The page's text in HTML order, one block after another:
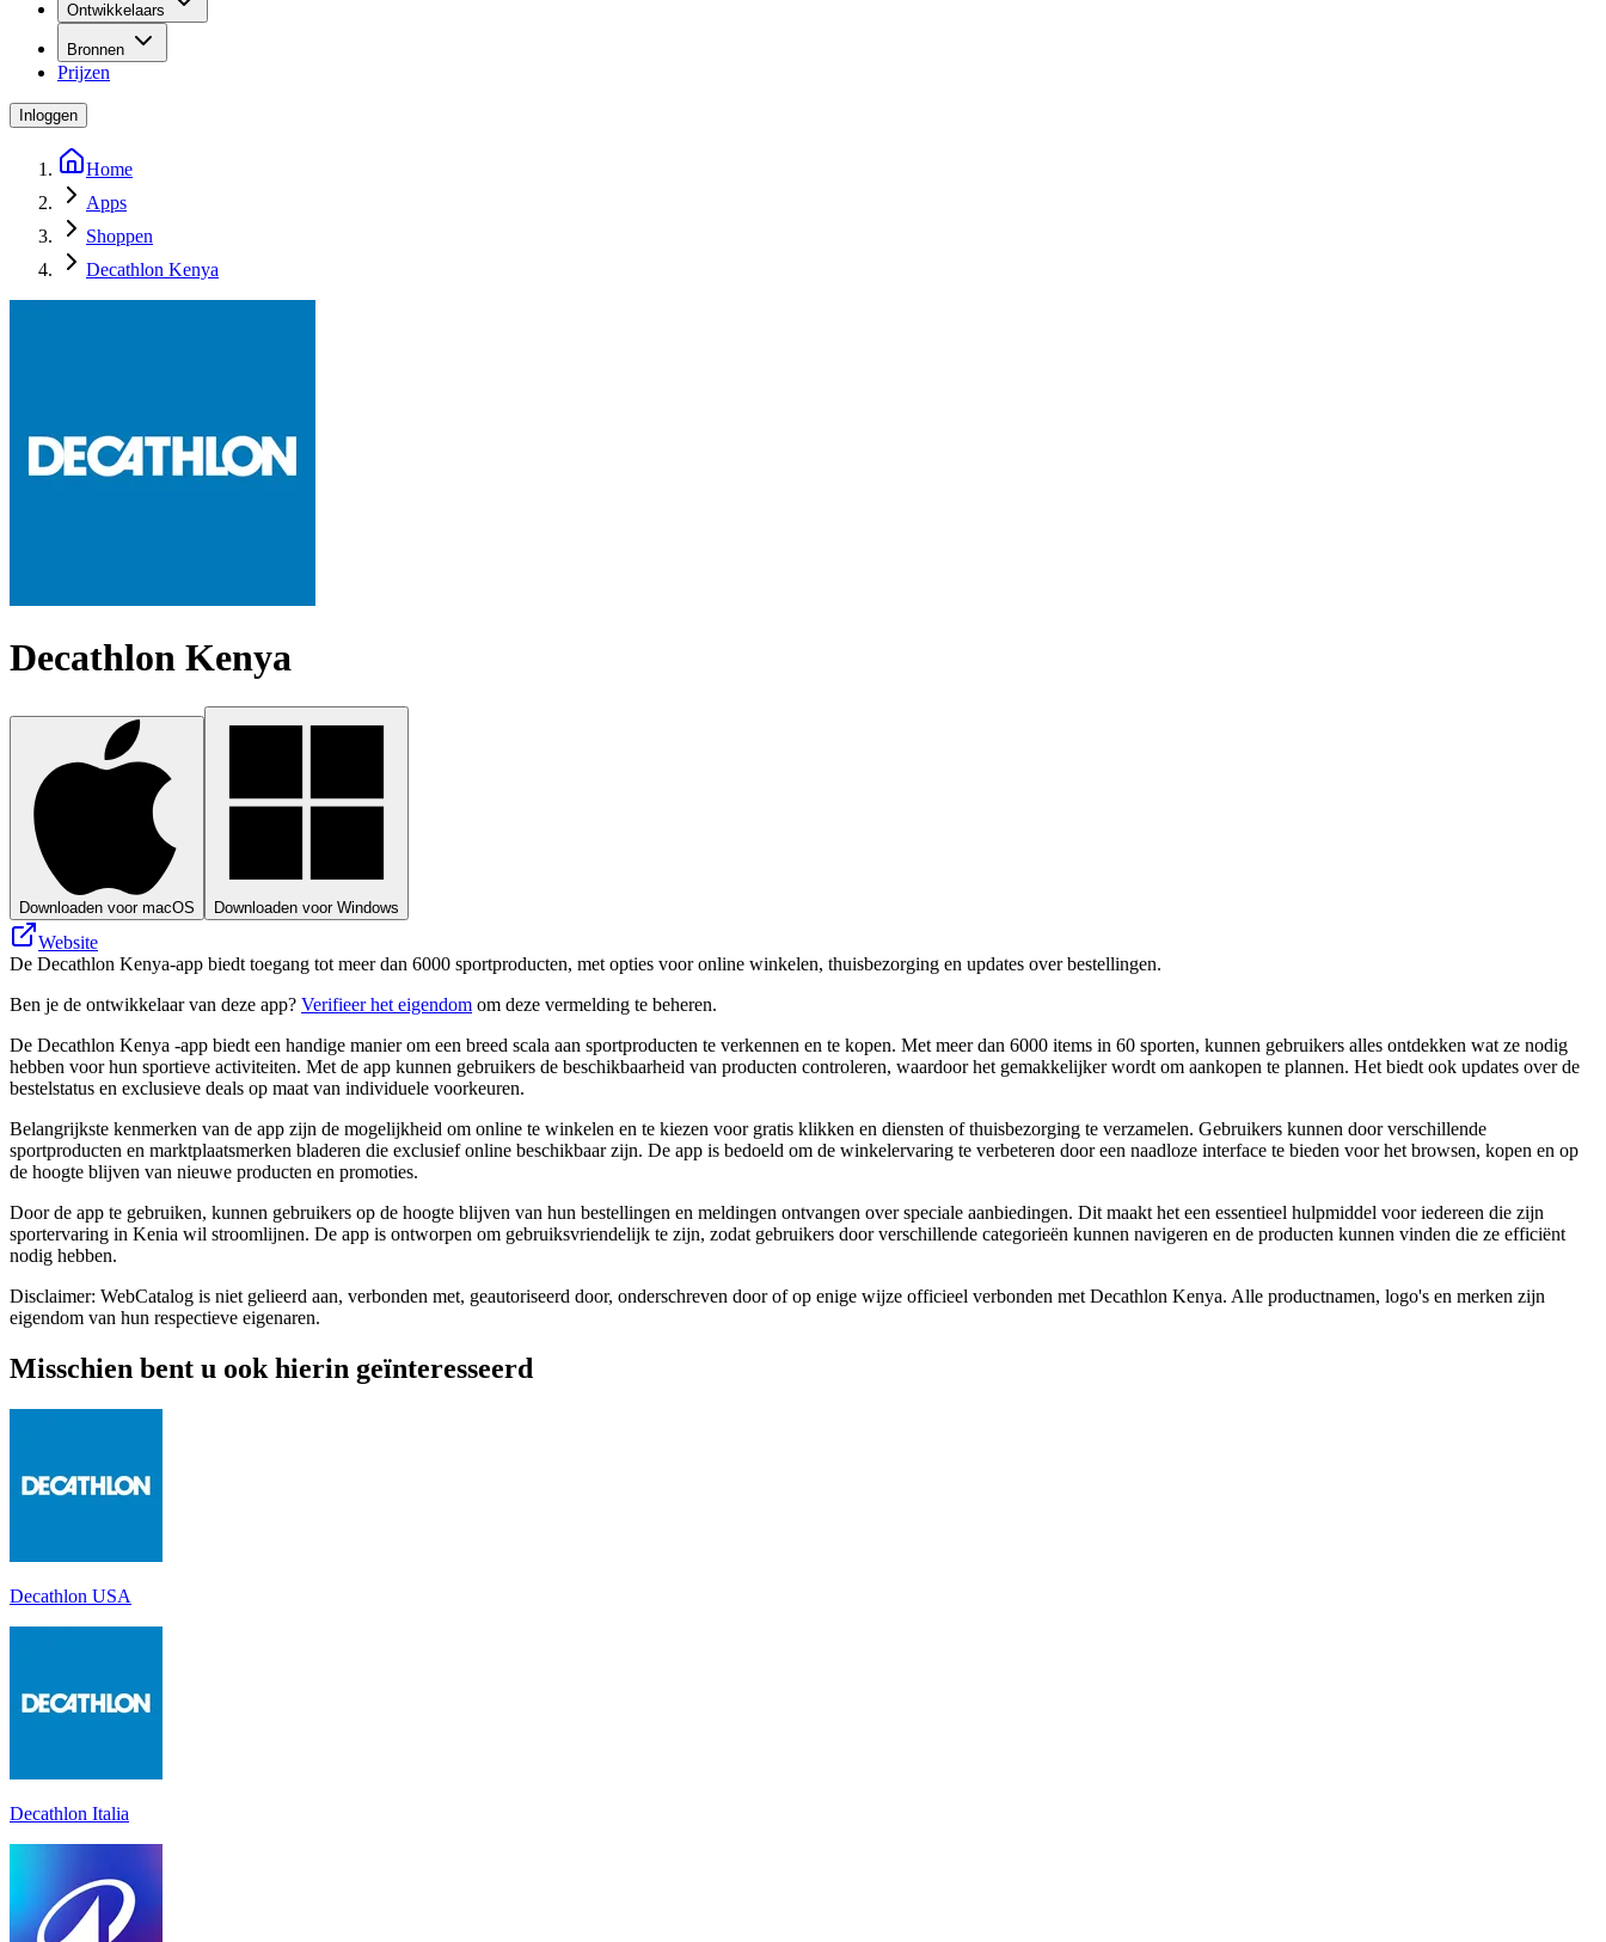
Ontwikkelaars
Bronnen
Prijzen
Inloggen
Home
Apps
Shoppen
Decathlon Kenya
Decathlon Kenya
Downloaden voor macOS Downloaden voor Windows
Website
De Decathlon Kenya-app biedt toegang tot meer dan 6000 sportproducten, met opties voor online winkelen, thuisbezorging en updates over bestellingen.
Ben je de ontwikkelaar van deze app? Verifieer het eigendom om deze vermelding te beheren.
De Decathlon Kenya -app biedt een handige manier om een ​​breed scala aan sportproducten te verkennen en te kopen. Met meer dan 6000 items in 60 sporten, kunnen gebruikers alles ontdekken wat ze nodig
hebben voor hun sportieve activiteiten. Met de app kunnen gebruikers de beschikbaarheid van producten controleren, waardoor het gemakkelijker wordt om aankopen te plannen. Het biedt ook updates over de
bestelstatus en exclusieve deals op maat van individuele voorkeuren.
Belangrijkste kenmerken van de app zijn de mogelijkheid om online te winkelen en te kiezen voor gratis klikken en diensten of thuisbezorging te verzamelen. Gebruikers kunnen door verschillende
sportproducten en marktplaatsmerken bladeren die exclusief online beschikbaar zijn. De app is bedoeld om de winkelervaring te verbeteren door een naadloze interface te bieden voor het browsen, kopen en op
de hoogte blijven van nieuwe producten en promoties.
Door de app te gebruiken, kunnen gebruikers op de hoogte blijven van hun bestellingen en meldingen ontvangen over speciale aanbiedingen. Dit maakt het een essentieel hulpmiddel voor iedereen die zijn
sportervaring in Kenia wil stroomlijnen. De app is ontworpen om gebruiksvriendelijk te zijn, zodat gebruikers door verschillende categorieën kunnen navigeren en de producten kunnen vinden die ze efficiënt
nodig hebben.
Disclaimer: WebCatalog is niet gelieerd aan, verbonden met, geautoriseerd door, onderschreven door of op enige wijze officieel verbonden met Decathlon Kenya. Alle productnamen, logo's en merken zijn
eigendom van hun respectieve eigenaren.
Misschien bent u ook hierin geïnteresseerd
Decathlon USA
Decathlon Italia